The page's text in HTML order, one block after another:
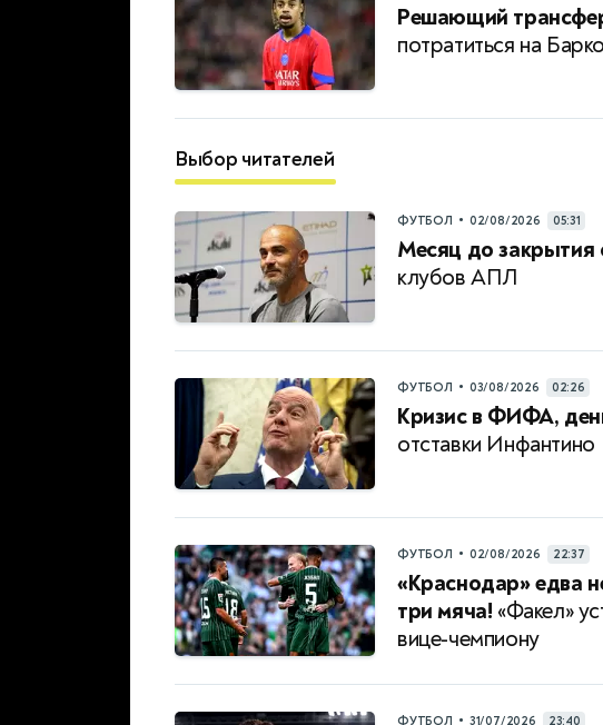
Решающий
потратиться на
Выбор читателей
ФУТБОЛ • 02/08/2026 05:31
Месяц до закрытия
клубов АПЛ
ФУТБОЛ • 03/08/2026 02:26
Кризис в ФИФА,
отставки Инфантино
ФУТБОЛ • 02/08/2026 22:37
«Краснодар» едва
три мяча! «Факел»
вице-чемпиону
ФУТБОЛ • 31/07/2026 23:40